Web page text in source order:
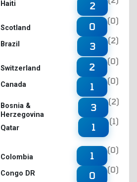
Haiti
2
Scotland
Brazil
0
(0)
3
(2)
Switzerland
Canada
2
(0)
1
(0)
Bosnia &
Herzegovina
Qatar
3
(2)
1
(1)
Colombia
Congo DR
1
(0)
0
(0)